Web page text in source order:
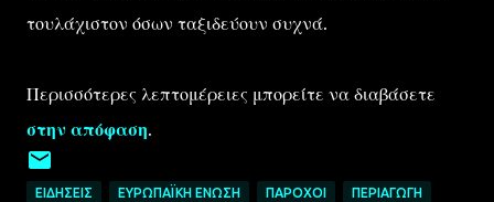
τουλάχιστον όσων ταξιδεύουν συχνά.
Περισσότερες λεπτομέρειες μπορείτε να διαβάσετε
στην απόφαση.
ΕΙΔΉΣΕΙΣ ΕΥΡΩΠΑΪΚΉ ΈΝΩΣΗ ΠΆΡΟΧΟΙ ΠΕΡΙΑΓΩΓΉ